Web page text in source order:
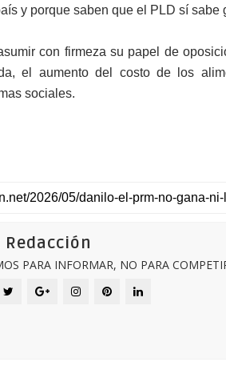
y porque saben que el PLD sí sabe
con firmeza su papel de
el aumento del costo de los
sociales.
Redacción
PARA INFORMAR, NO PARA